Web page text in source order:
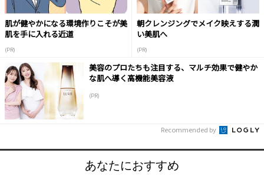
肌が健やかになる環境作りこそが美
肌を手に入れる近道
(PR)
朝クレンジングでメイク映えする潤
い美肌へ
(PR)
美容のプロたちも注目する、マルチ効果で健やか
な肌へ導く高機能美容液
(PR)
Recommended by
あなたにおすすめ